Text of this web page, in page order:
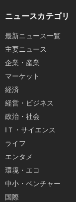
ニュースカテゴリ
最新ニュース一覧
主要ニュース
企業・産業
マーケット
経済
経営・ビジネス
政治・社会
IＴ・サイエンス
ライフ
エンタメ
環境・エコ
中小・ベンチャー
国際